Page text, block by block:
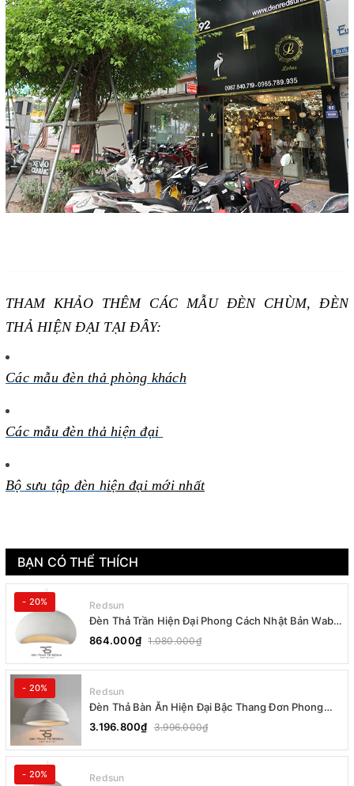
THAM KHẢO THÊM CÁC MẪU ĐÈN CHÙM, ĐÈN
THẢ HIỆN ĐẠI TẠI ĐÂY:
Các mẫu đèn thả phòng khách
Các mẫu đèn thả hiện đại
Bộ sưu tập đèn hiện đại mới nhất
BẠN CÓ THỂ THÍCH
- 20% Redsun
Đèn Thả Trần Hiện Đại Phong Cách Nhật Bản Wabi-
sabi CDT-T036 Dáng B
864.000₫ 1.080.000₫
- 20% Redsun
Đèn Thả Bàn Ăn Hiện Đại Bậc Thang Đơn Phong
Cách Nhật Bản Wabi-sabi DC-T078B
3.196.800₫ 3.996.000₫
- 20% Redsun